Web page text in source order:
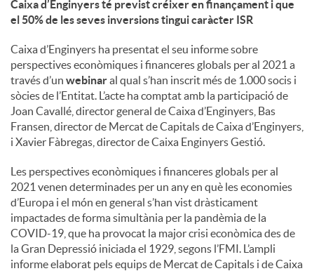
u
t
s
Caixa d’Enginyers té previst créixer en finançament i que
el 50% de les seves inversions tingui caràcter ISR
Caixa d’Enginyers ha presentat el seu informe sobre
perspectives econòmiques i financeres globals per al 2021 a
través d’un webinaral qual s’han inscrit més de 1.000 socis i
sòcies de l’Entitat. L’acte ha comptat amb la participació de
Joan Cavallé, director general de Caixa d’Enginyers, Bas
Fransen, director de Mercat de Capitals de Caixa d’Enginyers,
i Xavier Fàbregas, director de Caixa Enginyers Gestió.
Les perspectives econòmiques i financeres globals per al
2021 venen determinades per un any en què les economies
d’Europa i el món en general s’han vist dràsticament
impactades de forma simultània per la pandèmia de la
COVID-19, que ha provocat la major crisi econòmica des de
la Gran Depressió iniciada el 1929, segons l’FMI. L’ampli
informe elaborat pels equips de Mercat de Capitals i de Caixa